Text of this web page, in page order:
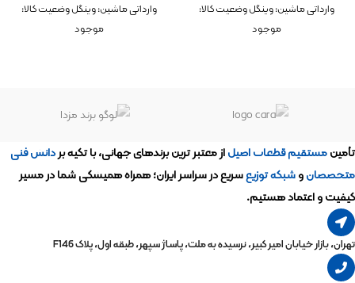
وارداتی ماشین: وینگل وضعیت کالا:
موجود
وارداتی ماشین: وینگل وضعیت کالا:
موجود
تأمین مستقیم قطعات اصیل از معتبر ترین برندهای جهانی، با تکیه بر دانش فنی
متخصصان و شبکه توزیع سریع در سراسر ایران؛ همراه همیشگی شما در مسیر
کیفیت و اعتماد هستیم.
تهران، بازار خیابان امیر کبیر، نرسیده به ملت، پاساژ سپهر، طبقه اول، پلاک F146